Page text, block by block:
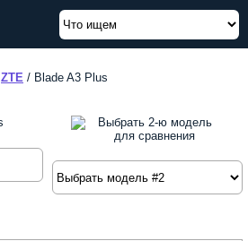
ZTE / Blade A3 Plus